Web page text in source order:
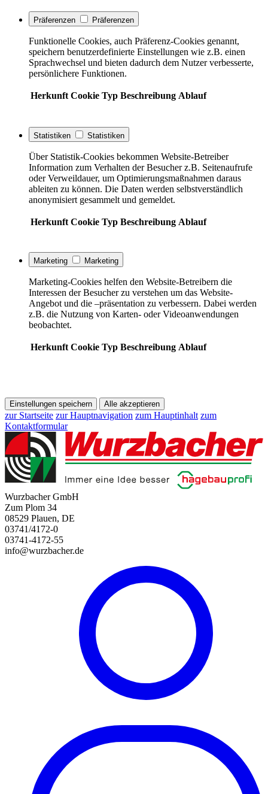
Präferenzen Präferenzen
Funktionelle Cookies, auch Präferenz-Cookies genannt,
speichern benutzerdefinierte Einstellungen wie z.B. einen
Sprachwechsel und bieten dadurch dem Nutzer verbesserte,
persönlichere Funktionen.
Herkunft Cookie Typ Beschreibung Ablauf
Statistiken Statistiken
Über Statistik-Cookies bekommen Website-Betreiber
Information zum Verhalten der Besucher z.B. Seitenaufrufe
oder Verweildauer, um Optimierungsmaßnahmen daraus
ableiten zu können. Die Daten werden selbstverständlich
anonymisiert gesammelt und gemeldet.
Herkunft Cookie Typ Beschreibung Ablauf
Marketing Marketing
Marketing-Cookies helfen den Website-Betreibern die
Interessen der Besucher zu verstehen um das Website-
Angebot und die –präsentation zu verbessern. Dabei werden
z.B. die Nutzung von Karten- oder Videoanwendungen
beobachtet.
Herkunft Cookie Typ Beschreibung Ablauf
Einstellungen speichern Alle akzeptieren
zur Startseite zur Hauptnavigation zum Hauptinhalt zum
Kontaktformular
Wurzbacher GmbH
Zum Plom 34
08529 Plauen, DE
03741/4172-0
03741-4172-55
info@wurzbacher.de